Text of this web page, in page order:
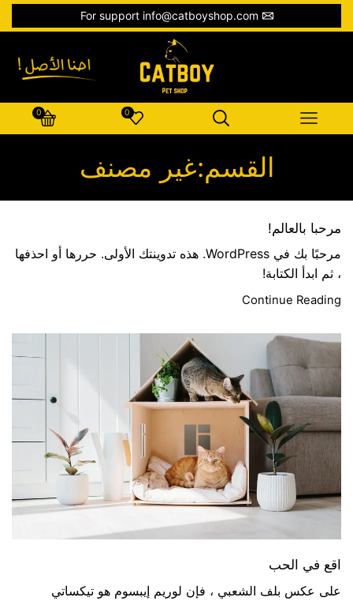
For support info@catboyshop.com
0
0
القسم:غير مصنف
مرحبا بالعالم!
مرحبًا بك في WordPress. هذه تدوينتك الأولى. حررها أو احذفها
، ثم ابدأ الكتابة!
Continue Reading
اقع في الحب
على عكس بلف الشعبي ، فإن لوريم إيبسوم هو تيكساتي